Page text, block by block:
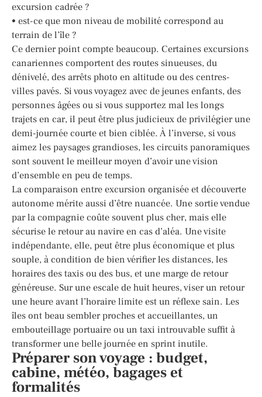
excursion cadrée ?
• est-ce que mon niveau de mobilité correspond au
terrain de l’île ?
Ce dernier point compte beaucoup. Certaines excursions
canariennes comportent des routes sinueuses, du
dénivelé, des arrêts photo en altitude ou des centres-
villes pavés. Si vous voyagez avec de jeunes enfants, des
personnes âgées ou si vous supportez mal les longs
trajets en car, il peut être plus judicieux de privilégier une
demi-journée courte et bien ciblée. À l’inverse, si vous
aimez les paysages grandioses, les circuits panoramiques
sont souvent le meilleur moyen d’avoir une vision
d’ensemble en peu de temps.
La comparaison entre excursion organisée et découverte
autonome mérite aussi d’être nuancée. Une sortie vendue
par la compagnie coûte souvent plus cher, mais elle
sécurise le retour au navire en cas d’aléa. Une visite
indépendante, elle, peut être plus économique et plus
souple, à condition de bien vérifier les distances, les
horaires des taxis ou des bus, et une marge de retour
généreuse. Sur une escale de huit heures, viser un retour
une heure avant l’horaire limite est un réflexe sain. Les
îles ont beau sembler proches et accueillantes, un
embouteillage portuaire ou un taxi introuvable suffit à
transformer une belle journée en sprint inutile.
Préparer son voyage : budget,
cabine, météo, bagages et
formalités